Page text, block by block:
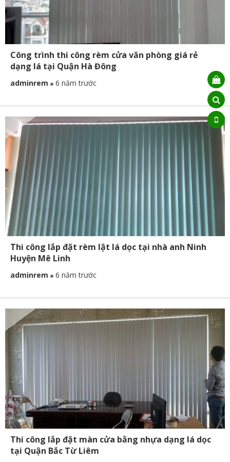
Công trình thi công rèm cửa văn phòng giá rẻ
dạng lá tại Quận Hà Đông
adminrem 6 năm trước
Thi công lắp đặt rèm lật lá dọc tại nhà anh Ninh
Huyện Mê Linh
adminrem 6 năm trước
Thi công lắp đặt màn cửa bằng nhựa dạng lá dọc
tại Quận Bắc Từ Liêm